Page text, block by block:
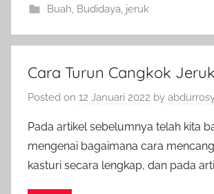
Buah, Budidaya, jeruk
Cara Turun Cangkok
Posted on 12 Januari 2022 by
Pada artikel sebelumnya telah kita
mengenai bagaimana cara
kasturi secara lengkap, dan pada